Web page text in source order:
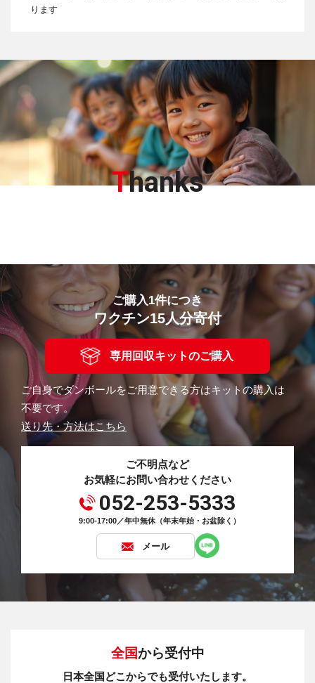
ります
Thanks
ご購入1件につき
ワクチン15人分寄付
専用回収キットのご購入
ご自身でダンボールをご用意できる方はキットの購入は
不要です。
送り先・方法はこちら
ご不明点など
お気軽にお問い合わせください
052-253-5333
9:00-17:00／年中無休（年末年始・お盆除く）
メール
全国から受付中
日本全国どこからでも受付いたします。